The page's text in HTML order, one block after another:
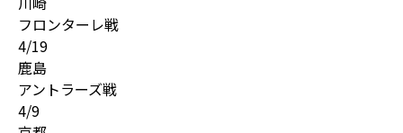
フロンターレ戦
4/19
鹿島
アントラーズ戦
4/9